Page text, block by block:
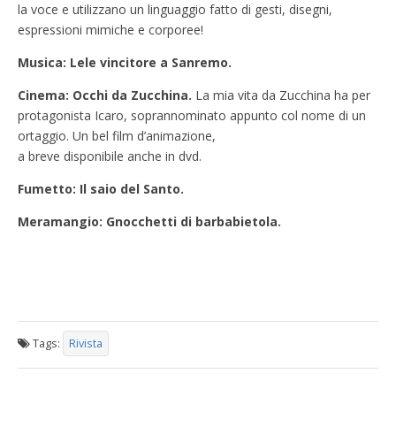
la voce e utilizzano un linguaggio fatto di gesti, disegni,
espressioni mimiche e corporee!
Musica: Lele vincitore a Sanremo.
Cinema: Occhi da Zucchina. La mia vita da Zucchina ha per
protagonista Icaro, soprannominato appunto col nome di un
ortaggio. Un bel film d’animazione,
a breve disponibile anche in dvd.
Fumetto: Il saio del Santo.
Meramangio: Gnocchetti di barbabietola.
Tags: Rivista